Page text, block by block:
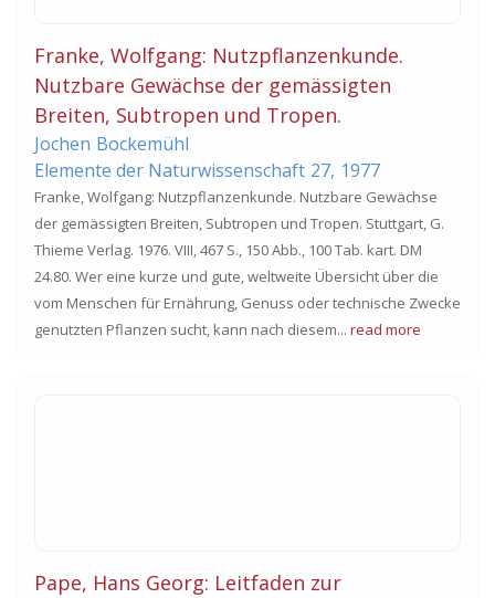
Franke, Wolfgang: Nutzpflanzenkunde.
Nutzbare Gewächse der gemässigten
Breiten, Subtropen und Tropen.
Jochen Bockemühl
Elemente der Naturwissenschaft 27, 1977
Franke, Wolfgang: Nutzpflanzenkunde. Nutzbare Gewächse
der gemässigten Breiten, Subtropen und Tropen. Stuttgart, G.
Thieme Verlag. 1976. VIII, 467 S., 150 Abb., 100 Tab. kart. DM
24.80. Wer eine kurze und gute, weltweite Übersicht über die
vom Menschen für Ernährung, Genuss oder technische Zwecke
genutzten Pflanzen sucht, kann nach diesem... read more
Pape, Hans Georg: Leitfaden zur